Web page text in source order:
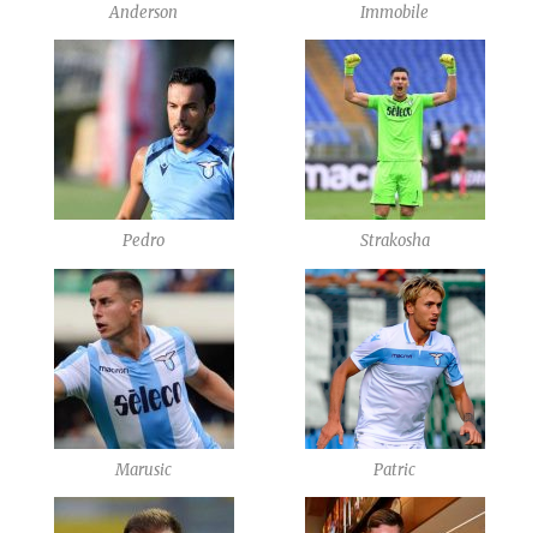
Anderson Immobile
Pedro Strakosha
Marusic Patric